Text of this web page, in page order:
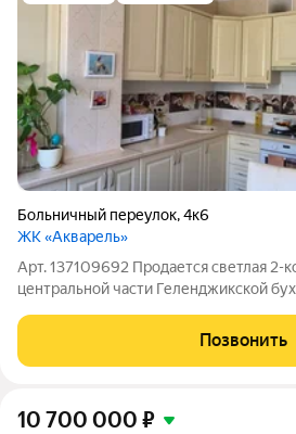
Больничный переулок,4к6
ЖК «Акварель»
Арт. 137109692 Продается светлая 2-
центральной части Геленджикской
изолированные спальни). Лоджии: 2 шт. Одна остеклена,Позвонить
10 700 000 ₽